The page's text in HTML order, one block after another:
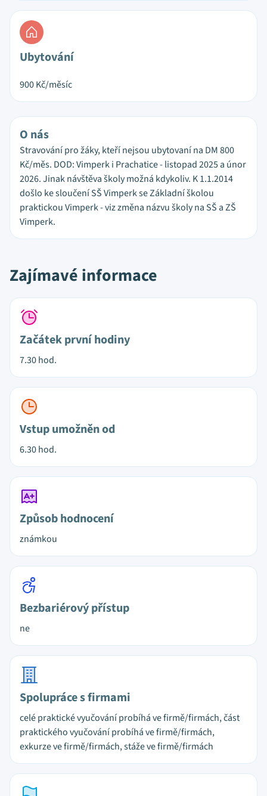
Ubytování
900Kč/měsíc
O nás
Stravování pro žáky, kteří nejsou ubytovaní na DM 800
Kč/měs. DOD: Vimperk i Prachatice - listopad 2025 a únor
2026. Jinak návštěva školy možná kdykoliv. K 1.1.2014
došlo ke sloučení SŠ Vimperk se Základní školou
praktickou Vimperk - viz změna názvu školy na SŠ a ZŠ
Vimperk.
Zajímavé informace
Začátek první hodiny
7.30 hod.
Vstup umožněn od
6.30 hod.
Způsob hodnocení
známkou
Bezbariérový přístup
ne
Spolupráce s firmami
celé praktické vyučování probíhá ve firmě/firmách, část
praktického vyučování probíhá ve firmě/firmách,
exkurze ve firmě/firmách, stáže ve firmě/firmách